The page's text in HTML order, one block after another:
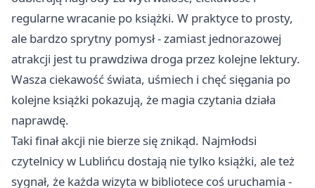
regularne wracanie po książki. W praktyce to prosty,
ale bardzo sprytny pomysł - zamiast jednorazowej
atrakcji jest tu prawdziwa droga przez kolejne lektury.
Wasza ciekawość świata, uśmiech i chęć sięgania po
kolejne książki pokazują, że magia czytania działa
naprawdę.
Taki finał akcji nie bierze się znikąd. Najmłodsi
czytelnicy w Lublińcu dostają nie tylko książki, ale też
sygnał, że każda wizyta w bibliotece coś uruchamia -